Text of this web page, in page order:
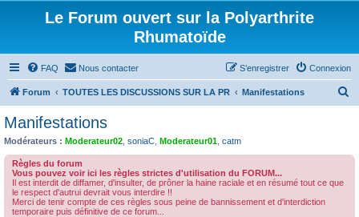
Le Forum ouvert sur la Polyarthrite
Rhumatoïde
FAQ Nous contacter Connexion
S’enregistrer
Forum TOUTES LES DISCUSSIONS SUR LA PR Manifestations
Manifestations
Modérateurs : Moderateur02 soniaC Moderateur01 catm
Règles du forum
Vous pouvez voir ici les règles strictes d'utilisation du FORUM...
Il est interdit de diffamer, d'insulter, de prôner la haine raciale et en résumé tout ce que
le respect d'autrui devrait vous interdire !!
Merci de tenir compte de ces règles sous peine de bannissement et d'interdiction
temporaire puis définitive de ce forum...